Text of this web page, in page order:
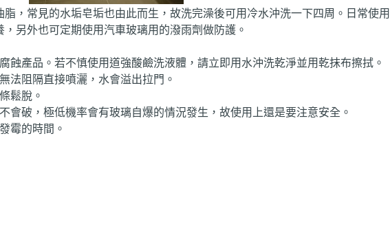
，常見的水垢皂垢也由此而生，故洗完澡後可用冷水沖洗一下四周。日常使
另外也可定期使用汽車玻璃用的潑雨劑做防護。
蝕產品。若不慎使用道強酸鹼洗液體，請立即用水沖洗乾淨並用乾抹布擦拭。
法阻隔直接噴灑，水會溢出拉門。
鬆脫。
會破，極低機率會有玻璃自爆的情況發生，故使用上還是要注意安全。
霉的時間。